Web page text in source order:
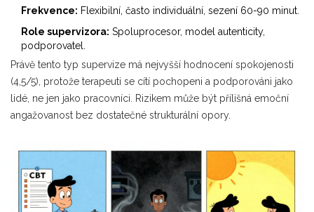
Frekvence: Flexibilní, často individuální, sezení 60-90 minut.
Role supervizora: Spoluprocesor, model autenticity,
podporovatel.
Právě tento typ supervize má nejvyšší hodnocení spokojenosti
(4,5/5), protože terapeuti se cítí pochopeni a podporováni jako
lidé, ne jen jako pracovníci. Rizikem může být přílišná emoční
angažovanost bez dostatečné strukturální opory.